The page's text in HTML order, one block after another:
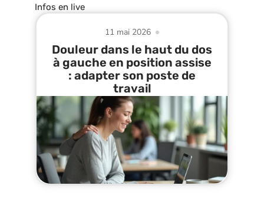
Infos en live
11 mai 2026
Douleur dans le haut du dos
à gauche en position assise
: adapter son poste de
travail